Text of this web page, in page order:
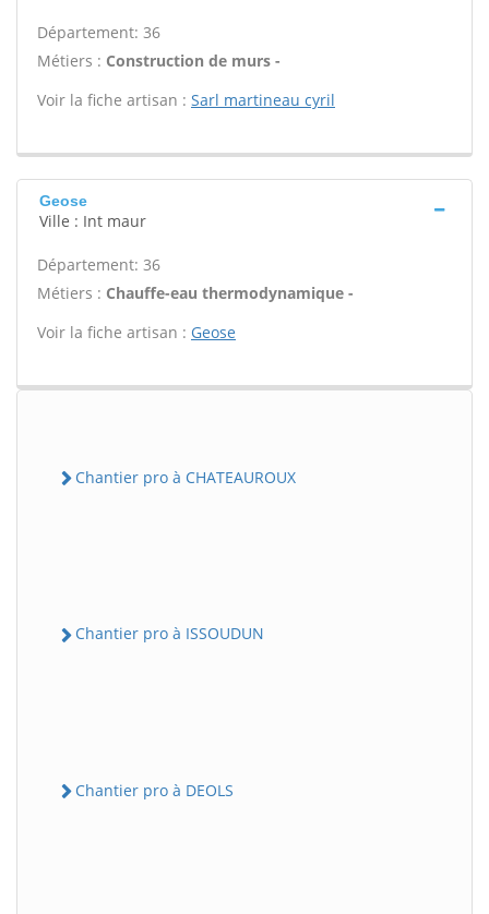
Département: 36
Métiers : Construction de murs -
Voir la fiche artisan : Sarl martineau cyril
Geose
Ville : Int maur
Département: 36
Métiers : Chauffe-eau thermodynamique -
Voir la fiche artisan : Geose
Chantier pro à CHATEAUROUX
Chantier pro à ISSOUDUN
Chantier pro à DEOLS